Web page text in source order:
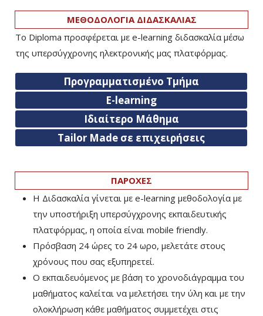
ΜΕΘΟΔΟΛΟΓΙΑ ΔΙΔΑΣΚΑΛΙΑΣ
Το Diploma προσφέρεται με e-learning διδασκαλία μέσω
της υπερσύγχρονης ηλεκτρονικής μας πλατφόρμας.
Προγραμματισμένο Τμήμα
E-learning
Ιδιαίτερο Μάθημα
Tailor Made σε επιχειρήσεις
ΠΑΡΟΧΕΣ
Η Διδασκαλία γίνεται με e-learning μεθοδολογία με
την υποστήριξη υπερσύγχρονης εκπαιδευτικής
πλατφόρμας, η οποία είναι mobile friendly.
Πρόσβαση 24 ώρες το 24 ωρο, μελετάτε στους
χρόνους που σας εξυπηρετεί.
Ο εκπαιδευόμενος με βάση το χρονοδιάγραμμα του
μαθήματος καλείται να μελετήσει την ύλη και με την
ολοκλήρωση κάθε μαθήματος συμμετέχει στις